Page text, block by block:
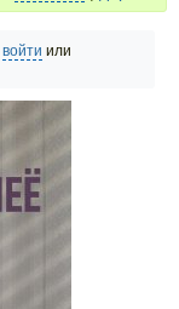
войти или